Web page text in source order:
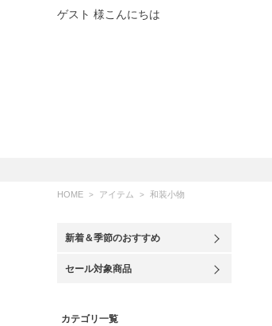
ゲスト 様こんにちは
HOME アイテム 和装小物
新着＆季節のおすすめ
セール対象商品
カテゴリ一覧